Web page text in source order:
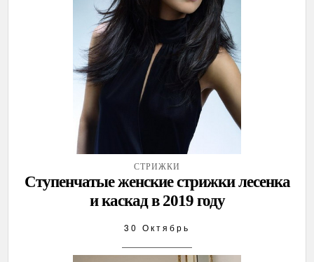
СТРИЖКИ
Ступенчатые женские стрижки лесенка
и каскад в 2019 году
30 Октябрь